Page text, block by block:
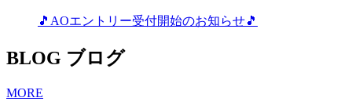
🎵AOエントリー受付開始のお知らせ🎵
BLOG ブログ
MORE